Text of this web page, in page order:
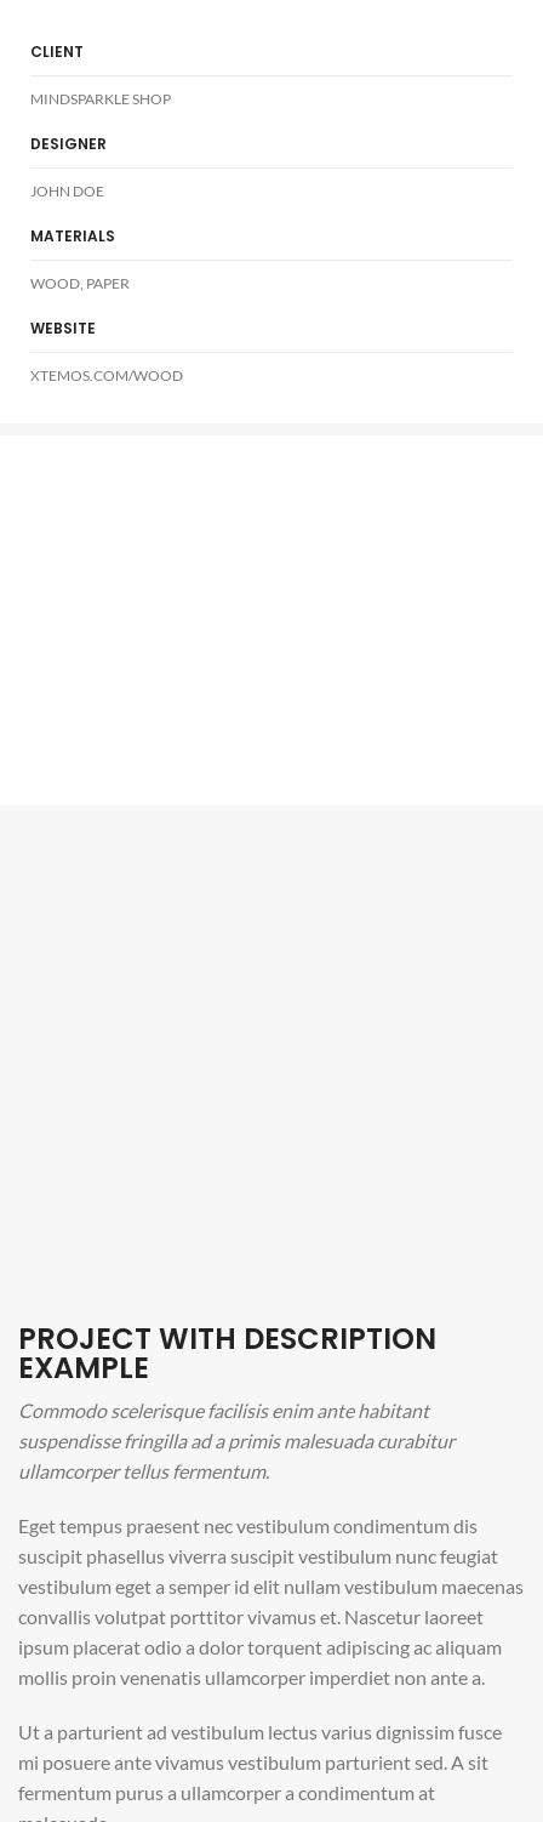
CLIENT
MINDSPARKLE SHOP
DESIGNER
JOHN DOE
MATERIALS
WOOD, PAPER
WEBSITE
XTEMOS.COM/WOOD
PROJECT WITH DESCRIPTION
EXAMPLE
Commodo scelerisque facilisis enim ante habitant
suspendisse fringilla ad a primis malesuada curabitur
ullamcorper tellus fermentum.
Eget tempus praesent nec vestibulum condimentum dis
suscipit phasellus viverra suscipit vestibulum nunc feugiat
vestibulum eget a semper id elit nullam vestibulum maecenas
convallis volutpat porttitor vivamus et. Nascetur laoreet
ipsum placerat odio a dolor torquent adipiscing ac aliquam
mollis proin venenatis ullamcorper imperdiet non ante a.
Ut a parturient ad vestibulum lectus varius dignissim fusce
mi posuere ante vivamus vestibulum parturient sed. A sit
fermentum purus a ullamcorper a condimentum at